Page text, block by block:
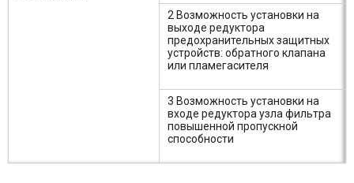
2 Возможность установки на
выходе редуктора
предохранительных защитных
устройств: обратного клапана
или пламегасителя
3 Возможность установки на
входе редуктора узла фильтра
повышенной пропускной
способности